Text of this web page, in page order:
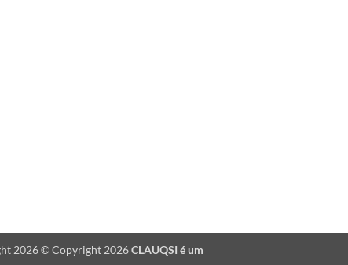
2026 © Copyright 2026CLAUQSI é um